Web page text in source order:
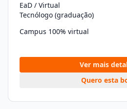
EaD / Virtual
Tecnólogo (graduação)
Campus 100% virtual
Ver mais
Quero esta